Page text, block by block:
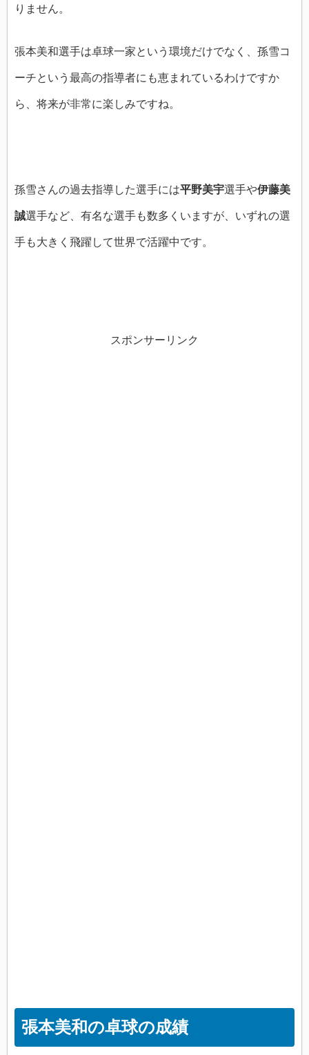
りません。
張本美和選手は卓球一家という環境だけでなく、孫雪コ
ーチという最高の指導者にも恵まれているわけですか
ら、将来が非常に楽しみですね。
孫雪さんの過去指導した選手には平野美宇選手や伊藤美
誠選手など、有名な選手も数多くいますが、いずれの選
手も大きく飛躍して世界で活躍中です。
スポンサーリンク
張本美和の卓球の成績